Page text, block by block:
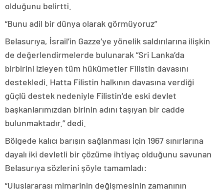
olduğunu belirtti.
“Bunu adil bir dünya olarak görmüyoruz”
Belasurıya, İsrail’in Gazze’ye yönelik saldırılarına ilişkin
de değerlendirmelerde bulunarak “Sri Lanka’da
birbirini izleyen tüm hükümetler Filistin davasını
destekledi. Hatta Filistin halkının davasına verdiği
güçlü destek nedeniyle Filistin’de eski devlet
başkanlarımızdan birinin adını taşıyan bir cadde
bulunmaktadır.” dedi.
Bölgede kalıcı barışın sağlanması için 1967 sınırlarına
dayalı iki devletli bir çözüme ihtiyaç olduğunu savunan
Belasurıya sözlerini şöyle tamamladı:
“Uluslararası mimarinin değişmesinin zamanının